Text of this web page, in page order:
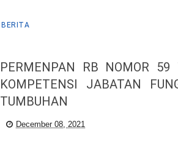
BERITA
PERMENPAN RB NOMOR
KOMPETENSI JABATAN
TUMBUHAN
December 08, 2021